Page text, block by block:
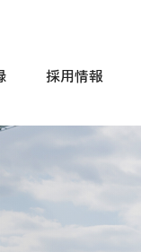
採用情報